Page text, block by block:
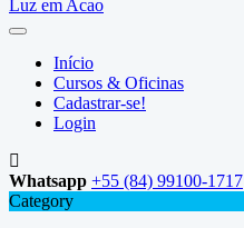
Início
Cursos & Oficinas
Cadastrar-se!
Login
Whatsapp +55 (84) 99100-1717
Category